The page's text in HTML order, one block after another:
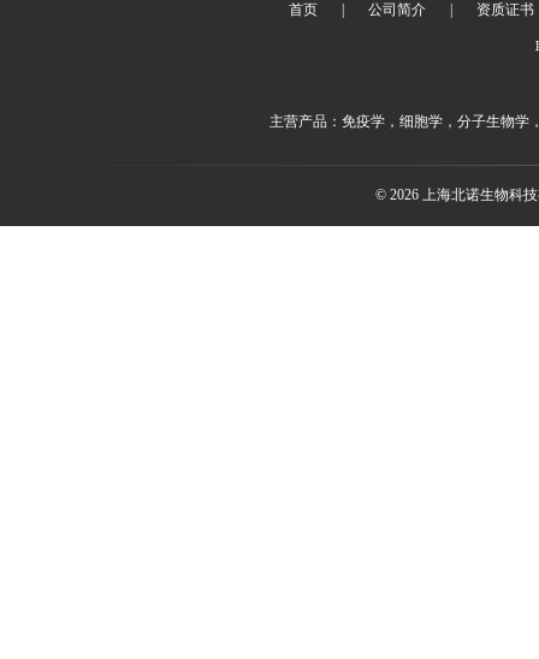
首页 公司简介 资质证书
主营产品：免疫学，细胞学，分子生物学
© 2026 上海北诺生物科